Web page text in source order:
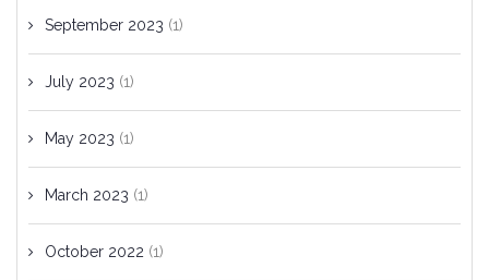
September 2023 (1)
July 2023 (1)
May 2023 (1)
March 2023 (1)
October 2022 (1)